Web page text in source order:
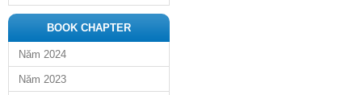
BOOK CHAPTER
Năm 2024
Năm 2023